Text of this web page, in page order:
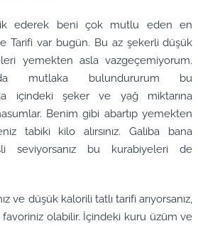
ederek beni çok mutlu eden en
Tarifi var bugün. Bu az şekerli düşük
yemekten asla vazgeçemiyorum.
mutlaka bulundururum bu
içindeki şeker ve yağ miktarına
Benim gibi abartıp yemekten
tabiki kilo alırsınız. Galiba bana
seviyorsanız bu kurabiyeleri de
ve düşük kalorili tatlı tarifi arıyorsanız,
olabilir. İçindeki kuru üzüm ve